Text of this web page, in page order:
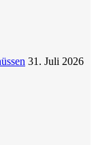
31. Juli 2026